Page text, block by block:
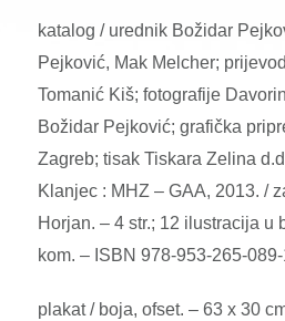
katalog / urednik Božidar
Pejković, Mak Melcher;
Tomanić Kiš; fotografije
Božidar Pejković; grafička
Zagreb; tisak Tiskara Zelina
Klanjec : MHZ – GAA, 2013. /
Horjan. – 4 str.; 12 ilustracija u
kom. – ISBN 978-953-265-089-
plakat / boja, ofset. – 63 x 30